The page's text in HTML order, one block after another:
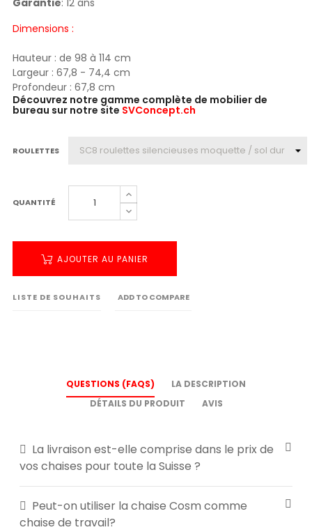
Garantie: 12 ans
Dimensions :
Hauteur : de 98 à 114 cm
Largeur : 67,8 - 74,4 cm
Profondeur : 67,8 cm
Découvrez notre gamme complète de mobilier de
bureau sur notre site SVConcept.ch
ROULETTES
QUANTITÉ
AJOUTER AU PANIER
LISTE DE SOUHAITS ADD TO COMPARE
QUESTIONS (FAQS)
LA DESCRIPTION
DÉTAILS DU PRODUIT
AVIS
La livraison est-elle comprise dans le prix de
vos chaises pour toute la Suisse ?
Peut-on utiliser la chaise Cosm comme
chaise de travail?